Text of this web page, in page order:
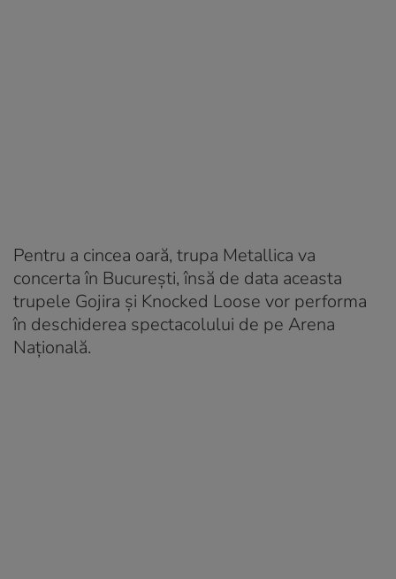
Pentru a cincea oară, trupa Metallica va
concerta în București, însă de data aceasta
trupele Gojira și Knocked Loose vor performa
în deschiderea spectacolului de pe Arena
Națională.